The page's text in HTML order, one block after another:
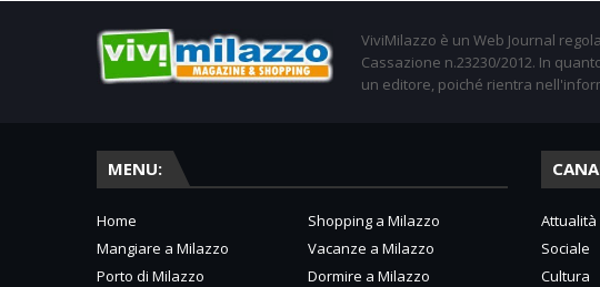
ViviMilazzo è un Web Journal
Cassazione n.23230/2012. In
un editore, poiché rientra
MENU:
Home
Shopping a Milazzo
Mangiare a Milazzo
Vacanze a Milazzo
Porto di Milazzo
Dormire a Milazzo
Attualità
Sociale
Cultura